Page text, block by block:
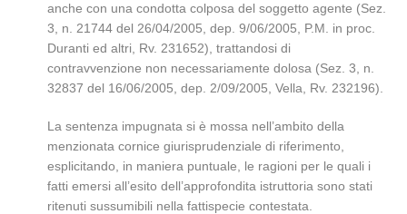
anche con una condotta colposa del soggetto agente (Sez.
3, n. 21744 del 26/04/2005, dep. 9/06/2005, P.M. in proc.
Duranti ed altri, Rv. 231652), trattandosi di
contravvenzione non necessariamente dolosa (Sez. 3, n.
32837 del 16/06/2005, dep. 2/09/2005, Vella, Rv. 232196).
La sentenza impugnata si è mossa nell’ambito della
menzionata cornice giurisprudenziale di riferimento,
esplicitando, in maniera puntuale, le ragioni per le quali i
fatti emersi all’esito dell’approfondita istruttoria sono stati
ritenuti sussumibili nella fattispecie contestata.